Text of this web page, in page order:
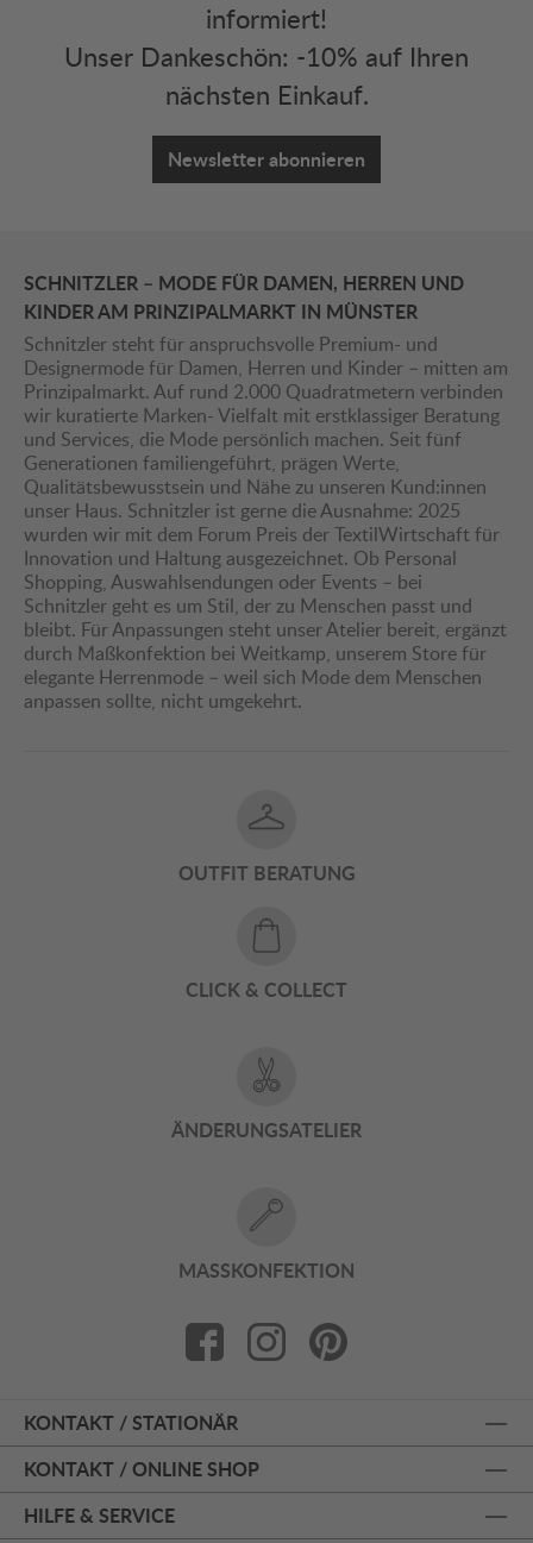
informiert!
Unser Dankeschön: -10% auf Ihren
nächsten Einkauf.
Newsletter abonnieren
SCHNITZLER – MODE FÜR DAMEN, HERREN UND
KINDER AM PRINZIPALMARKT IN MÜNSTER
Schnitzler steht für anspruchsvolle Premium- und
Designermode für Damen, Herren und Kinder – mitten am
Prinzipalmarkt. Auf rund 2.000 Quadratmetern verbinden
wir kuratierte Marken- Vielfalt mit erstklassiger Beratung
und Services, die Mode persönlich machen. Seit fünf
Generationen familiengeführt, prägen Werte,
Qualitätsbewusstsein und Nähe zu unseren Kund:innen
unser Haus. Schnitzler ist gerne die Ausnahme: 2025
wurden wir mit dem Forum Preis der TextilWirtschaft für
Innovation und Haltung ausgezeichnet. Ob Personal
Shopping, Auswahlsendungen oder Events – bei
Schnitzler geht es um Stil, der zu Menschen passt und
bleibt. Für Anpassungen steht unser Atelier bereit, ergänzt
durch Maßkonfektion bei Weitkamp, unserem Store für
elegante Herrenmode – weil sich Mode dem Menschen
anpassen sollte, nicht umgekehrt.
OUTFIT BERATUNG
CLICK & COLLECT
ÄNDERUNGSATELIER
MASSKONFEKTION
KONTAKT / STATIONÄR
KONTAKT / ONLINE SHOP
HILFE & SERVICE